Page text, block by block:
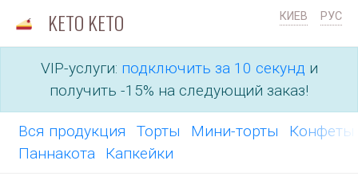
KETO KETO КИЕВ РУС
VIP-услуги: подключить за 10 секунд и
получить -15% на следующий заказ!
Вся продукция Торты Мини-торты
Конфеты
Паннакота
Капкейки